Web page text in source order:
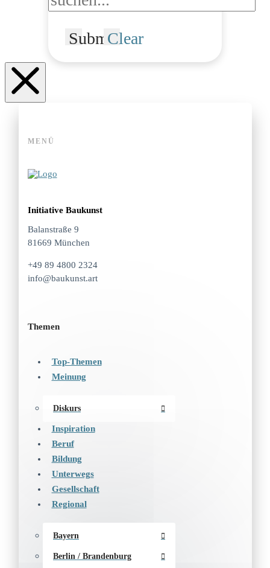
SubmitClear
MENÜ
Initiative Baukunst
Balanstraße 9
81669 München
+49 89 4800 2324
info@baukunst.art
Themen
Top-Themen
Meinung
Diskurs
Inspiration
Beruf
Bildung
Unterwegs
Gesellschaft
Regional
Bayern
Berlin / Brandenburg